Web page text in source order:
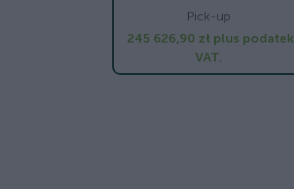
Pick-up
245 626,90 zł plus podatek
VAT.